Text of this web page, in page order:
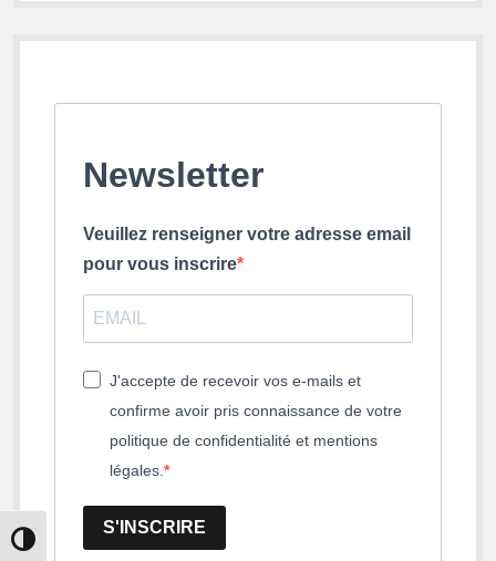
Passer en contraste élevé
Newsletter
Veuillez renseigner votre adresse email
pour vous inscrire
J'accepte de recevoir vos e-mails et
confirme avoir pris connaissance de votre
politique de confidentialité et mentions
légales.
S'INSCRIRE